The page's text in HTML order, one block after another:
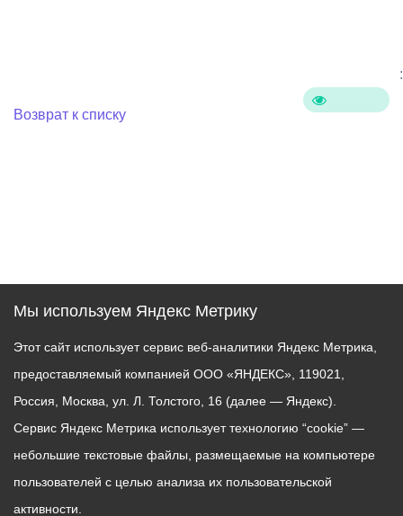
:
Возврат к списку
Мы используем Яндекс Метрику
Этот сайт использует сервис веб-аналитики Яндекс Метрика,
предоставляемый компанией ООО «ЯНДЕКС», 119021,
Россия, Москва, ул. Л. Толстого, 16 (далее — Яндекс).
Сервис Яндекс Метрика использует технологию “cookie” —
небольшие текстовые файлы, размещаемые на компьютере
пользователей с целью анализа их пользовательской
активности.